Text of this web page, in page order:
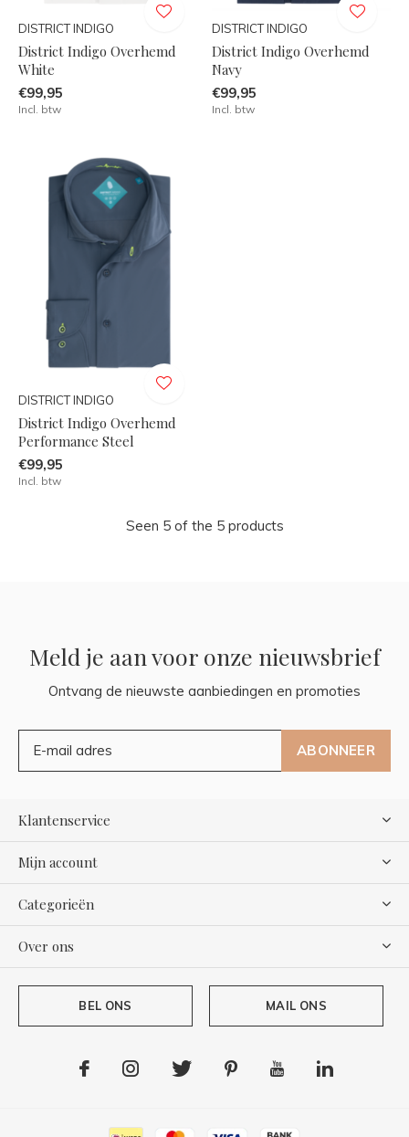
DISTRICT INDIGO
District Indigo Overhemd
White
€99,95
Incl. btw
DISTRICT INDIGO
District Indigo Overhemd
Navy
€99,95
Incl. btw
DISTRICT INDIGO
District Indigo Overhemd
Performance Steel
€99,95
Incl. btw
Seen 5 of the 5 products
Meld je aan voor onze nieuwsbrief
Ontvang de nieuwste aanbiedingen en promoties
ABONNEER
Klantenservice
Mijn account
Categorieën
Over ons
BEL ONS MAIL ONS